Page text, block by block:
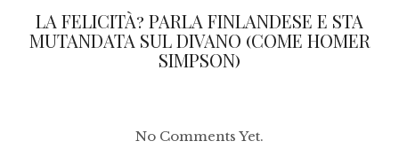
LA FELICITÀ? PARLA FINLANDESE E STA
MUTANDATA SUL DIVANO (COME HOMER
SIMPSON)
No Comments Yet.